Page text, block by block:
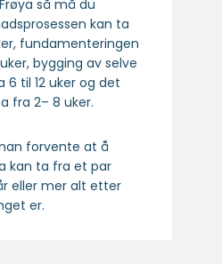
så må du
kan ta
fundamenteringen
bygging av selve
6 til 12 uker og det
fra 2– 8 uker.
forvente at å
kan ta fra et par
eller mer alt etter
er.